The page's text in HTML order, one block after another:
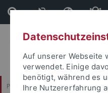
Direkt
zum
Inhalt
Direkt
zur
Fußleiste
Philosophische Fakultät
Auf unserer Webseite
verwendet. Einige
benötigt, während es
Ihre Nutzererfahrung